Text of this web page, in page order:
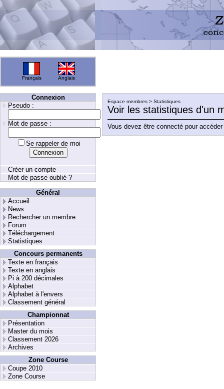
Français Anglais
Connexion
Pseudo :
Mot de passe :
Se rappeler de moi
Créer un compte
Mot de passe oublié ?
Général
Accueil
News
Rechercher un membre
Forum
Téléchargement
Statistiques
Concours permanents
Texte en français
Texte en anglais
Pi à 200 décimales
Alphabet
Alphabet à l'envers
Classement général
Championnat
Présentation
Master du mois
Classement 2026
Archives
Zone Course
Coupe 2010
Zone Course
Espace membres > Statistiques
Voir les statistiques d'un
Vous devez être connecté pour